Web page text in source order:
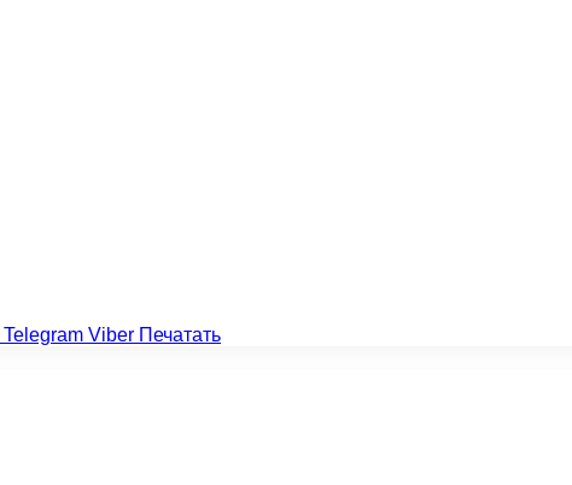
Telegram Viber Печатать